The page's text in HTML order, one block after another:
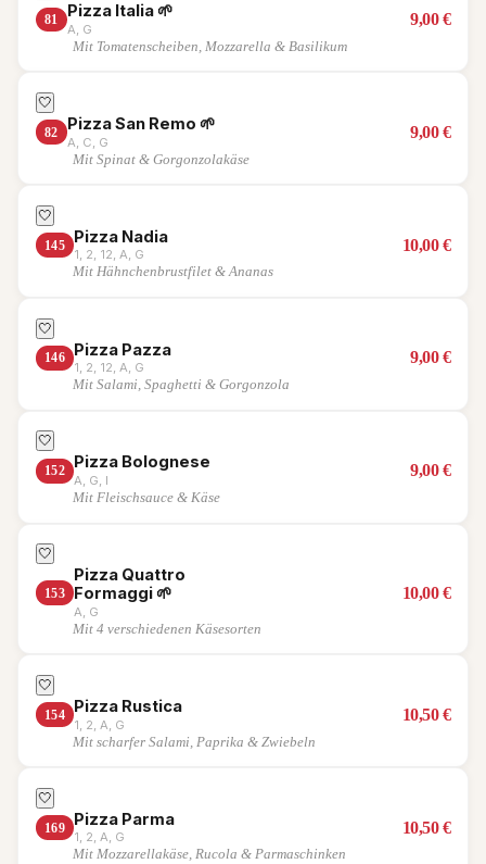
81 Pizza Italia 🌱
A, G
9,00€
Mit Tomatenscheiben, Mozzarella & Basilikum
🤍
82 Pizza San Remo 🌱
A, C, G
9,00€
Mit Spinat & Gorgonzolakäse
🤍
145 Pizza Nadia
1, 2, 12, A, G
10,00€
Mit Hähnchenbrustfilet & Ananas
🤍
146 Pizza Pazza
1, 2, 12, A, G
9,00€
Mit Salami, Spaghetti & Gorgonzola
🤍
152 Pizza Bolognese
A, G, I
9,00€
Mit Fleischsauce & Käse
🤍
153
Pizza Quattro
Formaggi 🌱
A, G
10,00€
Mit 4 verschiedenen Käsesorten
🤍
154 Pizza Rustica
1, 2, A, G
10,50€
Mit scharfer Salami, Paprika & Zwiebeln
🤍
169 Pizza Parma
1, 2, A, G
10,50€
Mit Mozzarellakäse, Rucola & Parmaschinken